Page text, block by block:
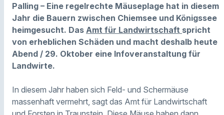
Palling – Eine regelrechte Mäuseplage hat in diesem
Jahr die Bauern zwischen Chiemsee und Königssee
heimgesucht. Das Amt für Landwirtschaft spricht
von erheblichen Schäden und macht deshalb heute
Abend / 29. Oktober eine Infoveranstaltung für
Landwirte.
In diesem Jahr haben sich Feld- und Schermäuse
massenhaft vermehrt, sagt das Amt für Landwirtschaft